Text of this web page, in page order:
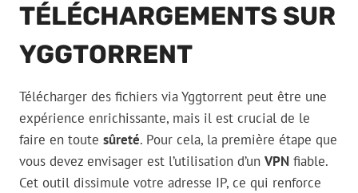
TÉLÉCHARGEMENTS SUR
YGGTORRENT
Télécharger des fichiers via Yggtorrent peut être une
expérience enrichissante, mais il est crucial de le
faire en toute sûreté. Pour cela, la première étape que
vous devez envisager est l’utilisation d’un VPN fiable.
Cet outil dissimule votre adresse IP, ce qui renforce